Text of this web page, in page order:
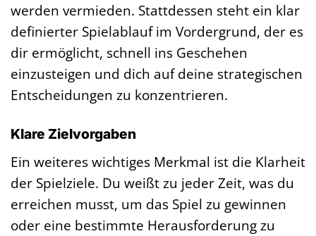
werden vermieden. Stattdessen steht ein klar
definierter Spielablauf im Vordergrund, der es
dir ermöglicht, schnell ins Geschehen
einzusteigen und dich auf deine strategischen
Entscheidungen zu konzentrieren.
Klare Zielvorgaben
Ein weiteres wichtiges Merkmal ist die Klarheit
der Spielziele. Du weißt zu jeder Zeit, was du
erreichen musst, um das Spiel zu gewinnen
oder eine bestimmte Herausforderung zu